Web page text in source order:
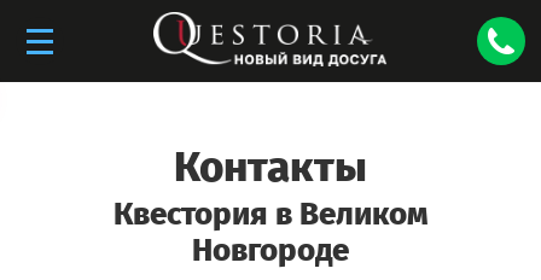
Контакты
Квестория в Великом
Новгороде